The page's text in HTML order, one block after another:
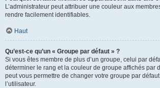
L’administrateur peut attribuer une couleur aux
rendre facilement identifiables.
Haut
Qu’est-ce qu’un « Groupe par défaut » ?
Si vous êtes membre de plus d’un groupe, celui par
déterminer le rang et la couleur de groupe affichés par
peut vous permettre de changer votre groupe par
l’utilisateur.